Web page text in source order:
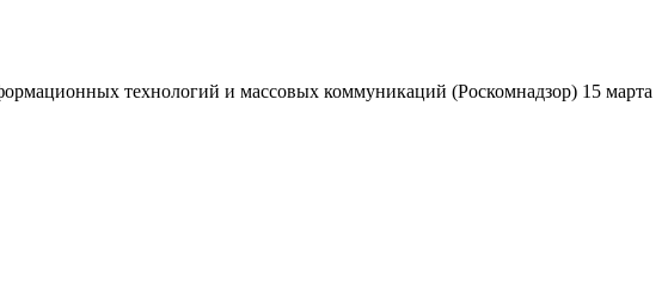
технологий и массовых коммуникаций (Роскомнадзор) 15 марта